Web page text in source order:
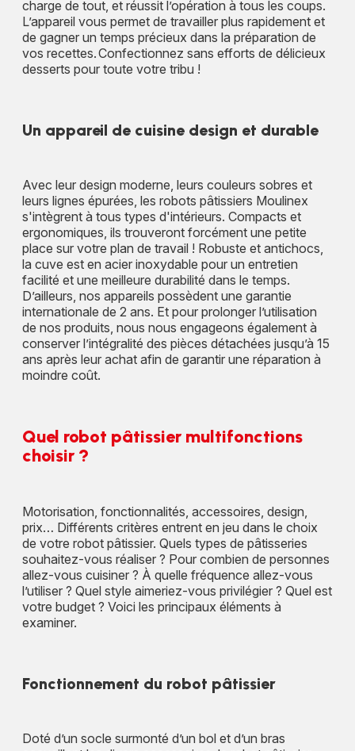
charge de tout, et réussit l’opération à tous les coups.
L’appareil vous permet de travailler plus rapidement et
de gagner un temps précieux dans la préparation de
vos recettes. Confectionnez sans efforts de délicieux
desserts pour toute votre tribu !
Un appareil de cuisine design et durable
Avec leur design moderne, leurs couleurs sobres et
leurs lignes épurées, les robots pâtissiers Moulinex
s'intègrent à tous types d'intérieurs. Compacts et
ergonomiques, ils trouveront forcément une petite
place sur votre plan de travail ! Robuste et antichocs,
la cuve est en acier inoxydable pour un entretien
facilité et une meilleure durabilité dans le temps.
D’ailleurs, nos appareils possèdent une garantie
internationale de 2 ans. Et pour prolonger l’utilisation
de nos produits, nous nous engageons également à
conserver l’intégralité des pièces détachées jusqu’à 15
ans après leur achat afin de garantir une réparation à
moindre coût.
Quel robot pâtissier multifonctions
choisir ?
Motorisation, fonctionnalités, accessoires, design,
prix… Différents critères entrent en jeu dans le choix
de votre robot pâtissier. Quels types de pâtisseries
souhaitez-vous réaliser ? Pour combien de personnes
allez-vous cuisiner ? À quelle fréquence allez-vous
l’utiliser ? Quel style aimeriez-vous privilégier ? Quel est
votre budget ? Voici les principaux éléments à
examiner.
Fonctionnement du robot pâtissier
Doté d’un socle surmonté d’un bol et d’un bras